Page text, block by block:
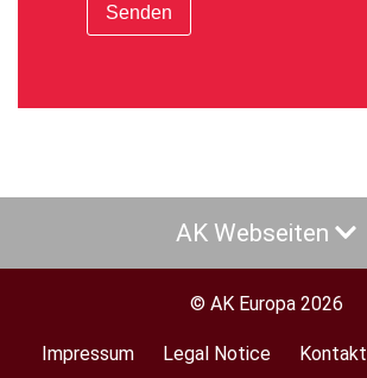
Senden
AK Webseiten
© AK Europa 2026
Footer
Impressum Legal Notice Kontakt